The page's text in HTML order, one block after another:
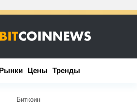
Рынки Цены Тренды
Рынки Цены Тренды
Биткоин